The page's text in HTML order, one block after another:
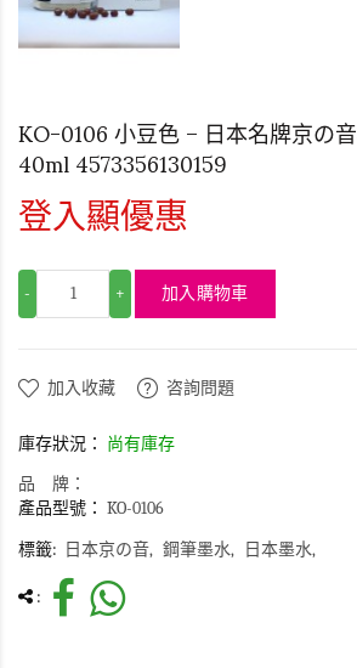
KO-0106 小豆色 – 日本名牌京の
40ml 4573356130159
登入顯優惠
- + 加入購物車
加入收藏 咨詢問題
庫存狀況： 尚有庫存
品 牌：
產品型號： KO-0106
標籤: 日本京の音 鋼筆墨水 日本墨水
: